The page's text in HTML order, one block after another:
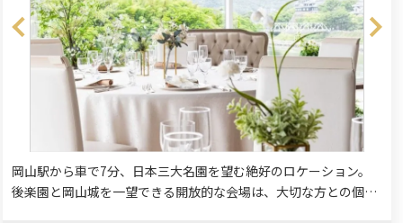
岡山駅から車で7分、日本三大名園を望む絶好のロケーション。
後楽園と岡山城を一望できる開放的な会場は、大切な方との個室